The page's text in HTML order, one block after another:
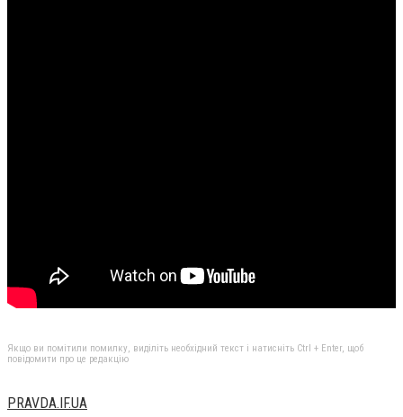
Якщо ви помітили помилку, виділіть необхідний текст і натисніть Ctrl + Enter, щоб
повідомити про це редакцію
PRAVDA.IF.UA